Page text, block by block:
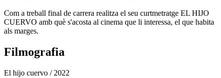
Com a treball final de carrera realitza el seu curtmetratge EL HIJO
CUERVO amb què s'acosta al cinema que li interessa, el que habita
als marges.
Filmografia
El hijo cuervo / 2022